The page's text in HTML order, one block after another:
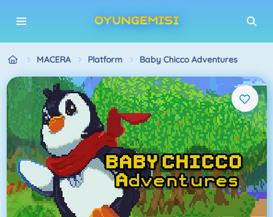
MACERA Platform Baby Chicco Adventures